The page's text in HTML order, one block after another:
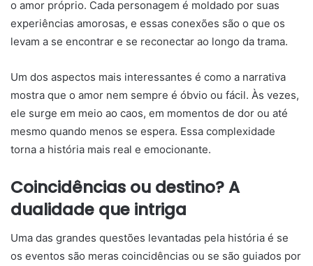
o amor próprio. Cada personagem é moldado por suas
experiências amorosas, e essas conexões são o que os
levam a se encontrar e se reconectar ao longo da trama.
Um dos aspectos mais interessantes é como a narrativa
mostra que o amor nem sempre é óbvio ou fácil. Às vezes,
ele surge em meio ao caos, em momentos de dor ou até
mesmo quando menos se espera. Essa complexidade
torna a história mais real e emocionante.
Coincidências ou destino? A
dualidade que intriga
Uma das grandes questões levantadas pela história é se
os eventos são meras coincidências ou se são guiados por